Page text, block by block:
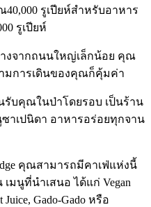
รูเปียห์สำหรับอาหาร
รูเปียห์
างจากถนนใหญ่เล็กน้อย คุณ
มการเดินของคุณก็คุ้มค่า
รับคุณในป่าโดยรอบ เป็นร้าน
าเปนิดา อาหารอร่อยทุกจาน
คุณสามารถมีคาเฟ่แห่งนี้
มนูที่นำเสนอ ได้แก่ Vegan
Juice, Gado-Gado หรือ